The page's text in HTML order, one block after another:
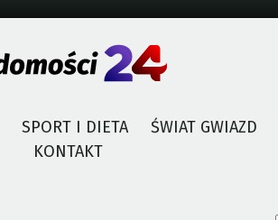
SPORT I DIETA ŚWIAT GWIAZD
KONTAKT